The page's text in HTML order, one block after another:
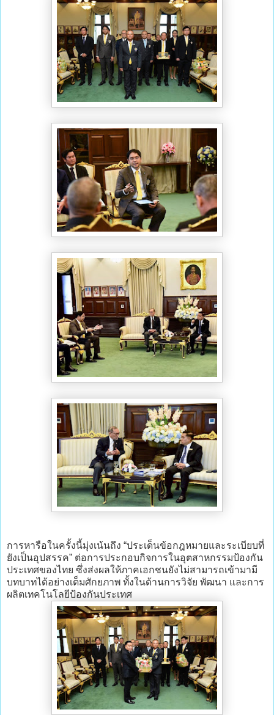
การหารือในครั้งนี้มุ่งเน้นถึง “ประเด็นข้อกฎหมายและระเบียบที่
ยังเป็นอุปสรรค” ต่อการประกอบกิจการในอุตสาหกรรมป้องกัน
ประเทศของไทย ซึ่งส่งผลให้ภาคเอกชนยังไม่สามารถเข้ามามี
บทบาทได้อย่างเต็มศักยภาพ ทั้งในด้านการวิจัย พัฒนา และการ
ผลิตเทคโนโลยีป้องกันประเทศ